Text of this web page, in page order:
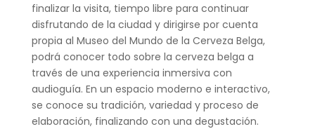
finalizar la visita, tiempo libre para continuar
disfrutando de la ciudad y dirigirse por cuenta
propia al Museo del Mundo de la Cerveza Belga,
podrá conocer todo sobre la cerveza belga a
través de una experiencia inmersiva con
audioguía. En un espacio moderno e interactivo,
se conoce su tradición, variedad y proceso de
elaboración, finalizando con una degustación.